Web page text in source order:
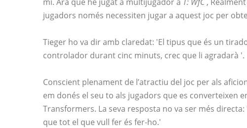
jugadors només necessiten jugar a aquest joc per
Tieger ho va dir amb claredat: 'El tipus que és un
controlador durant cinc minuts, crec que li agradarà '.
Conscient plenament de l’atractiu del joc per als
em donés el seu to als jugadors que es converteixen
Transformers. La seva resposta no va ser més
que tot el que vull fer és fer-ho.'